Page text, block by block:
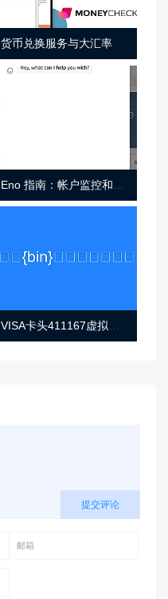
货币兑换服务与大汇率
VISA卡头411167虚拟卡基础信息
提交评论